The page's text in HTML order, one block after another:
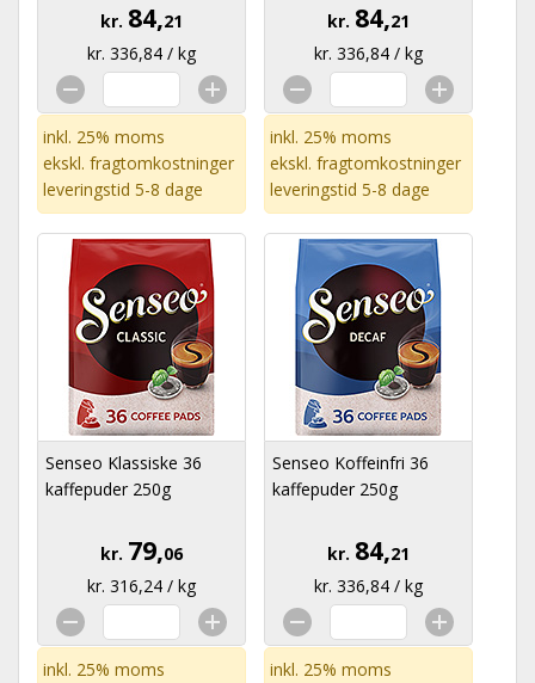
kr. 84,21
kr. 336,84 / kg
inkl. 25% moms
ekskl. fragtomkostninger
leveringstid 5-8 dage
kr. 84,21
kr. 336,84 / kg
inkl. 25% moms
ekskl. fragtomkostninger
leveringstid 5-8 dage
Senseo Klassiske 36
kaffepuder 250g
kr. 79,06
kr. 316,24 / kg
inkl. 25% moms
Senseo Koffeinfri 36
kaffepuder 250g
kr. 84,21
kr. 336,84 / kg
inkl. 25% moms